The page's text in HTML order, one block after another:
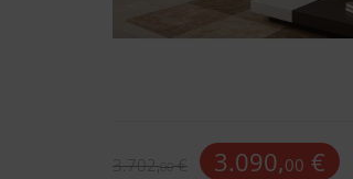
3.702,00€ 3.090,00 €